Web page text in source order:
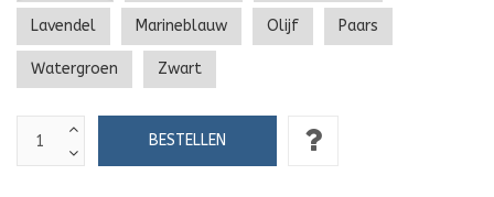
Lavendel Marineblauw Olijf Paars
Watergroen Zwart